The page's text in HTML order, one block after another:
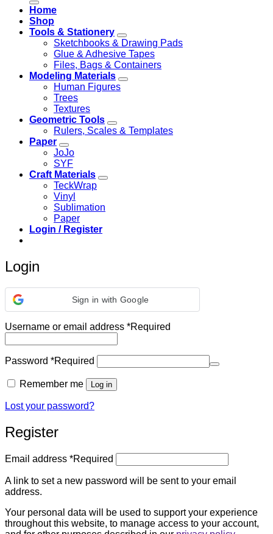
Home
Shop
Tools & Stationery
Sketchbooks & Drawing Pads
Glue & Adhesive Tapes
Files, Bags & Containers
Modeling Materials
Human Figures
Trees
Textures
Geometric Tools
Rulers, Scales & Templates
Paper
JoJo
SYF
Craft Materials
TeckWrap
Vinyl
Sublimation
Paper
Login / Register
Login
Sign in with Google
Username or email address *Required
Password *Required
Remember me Log in
Lost your password?
Register
Email address *Required
A link to set a new password will be sent to your email
address.
Your personal data will be used to support your experience
throughout this website, to manage access to your account,